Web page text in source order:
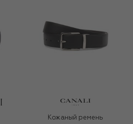
Кожаный ремень